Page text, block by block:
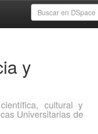
y
cultural y
Universitarias de